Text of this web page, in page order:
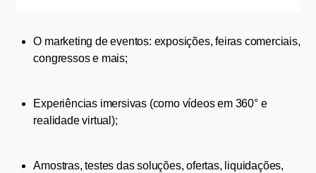
O marketing de eventos: exposições, feiras comerciais,
congressos e mais;
Experiências imersivas (como vídeos em 360° e
realidade virtual);
Amostras, testes das soluções, ofertas, liquidações,